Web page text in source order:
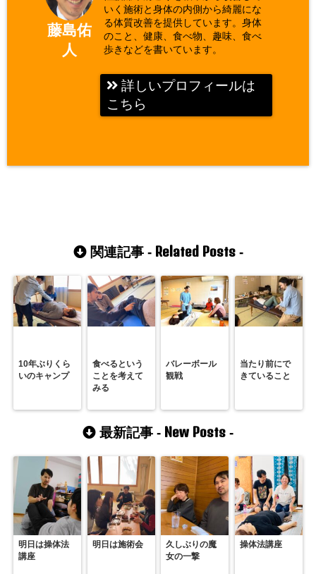
藤島佑
人
いく施術と身体の内側から綺麗にな
る体質改善を提供しています。身体
のこと、健康、食べ物、趣味、食べ
歩きなどを書いています。
詳しいプロフィールは
こちら
関連記事 - Related Posts-
10年ぶりくら
いのキャンプ
食べるという
ことを考えて
みる
バレーボール
観戦
当たり前にで
きていること
最新記事 - New Posts -
明日は操体法
講座
明日は施術会
久しぶりの魔
女の一撃
操体法講座